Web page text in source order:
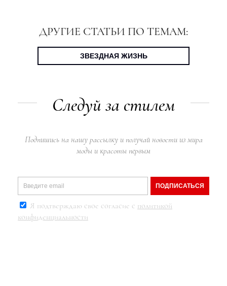
ДРУГИЕ СТАТЬИ ПО ТЕМАМ:
ЗВЕЗДНАЯ ЖИЗНЬ
Следуй за стилем
Подпишись на нашу рассылку и получай новости из мира
моды и красоты первым
ПОДПИСАТЬСЯ
Я подтверждаю свое согласие с политикой
конфиденциальности